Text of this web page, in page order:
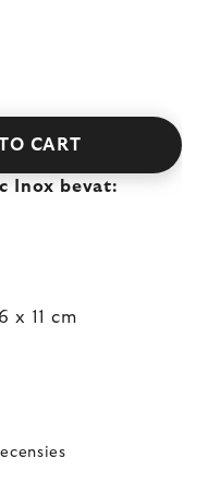
CART
Inox bevat:
x 11 cm